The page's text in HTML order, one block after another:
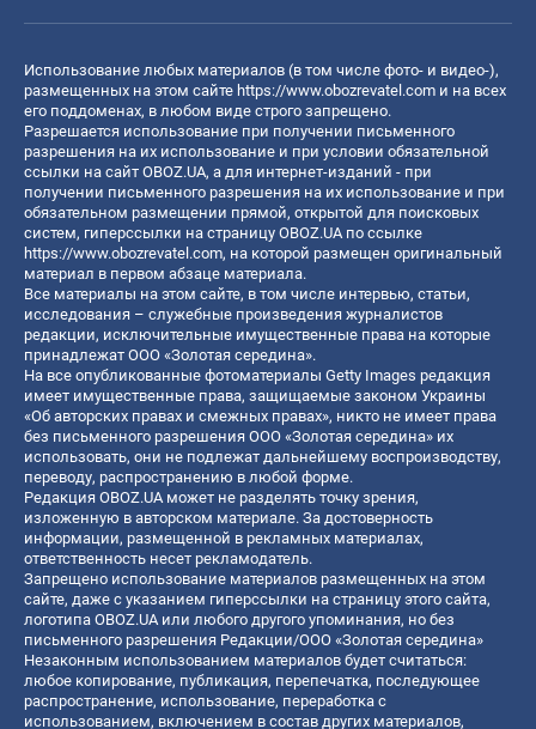
Использование любых материалов (в том числе фото- и видео-),
размещенных на этом сайте https://www.obozrevatel.com и на всех
его поддоменах, в любом виде строго запрещено.
Разрешается использование при получении письменного
разрешения на их использование и при условии обязательной
ссылки на сайт OBOZ.UA, а для интернет-изданий - при
получении письменного разрешения на их использование и при
обязательном размещении прямой, открытой для поисковых
систем, гиперссылки на страницу OBOZ.UA по ссылке
https://www.obozrevatel.com, на которой размещен оригинальный
материал в первом абзаце материала.
Все материалы на этом сайте, в том числе интервью, статьи,
исследования – служебные произведения журналистов
редакции, исключительные имущественные права на которые
принадлежат ООО «Золотая середина».
На все опубликованные фотоматериалы Getty Images редакция
имеет имущественные права, защищаемые законом Украины
«Об авторских правах и смежных правах», никто не имеет права
без письменного разрешения ООО «Золотая середина» их
использовать, они не подлежат дальнейшему воспроизводству,
переводу, распространению в любой форме.
Редакция OBOZ.UA может не разделять точку зрения,
изложенную в авторском материале. За достоверность
информации, размещенной в рекламных материалах,
ответственность несет рекламодатель.
Запрещено использование материалов размещенных на этом
сайте, даже с указанием гиперссылки на страницу этого сайта,
логотипа OBOZ.UA или любого другого упоминания, но без
письменного разрешения Редакции/ООО «Золотая середина»
Незаконным использованием материалов будет считаться:
любое копирование, публикация, перепечатка, последующее
распространение, использование, переработка с
использованием, включением в состав других материалов,